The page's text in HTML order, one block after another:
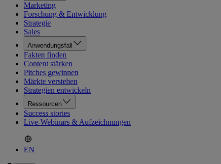
Marketing
Forschung & Entwicklung
Strategie
Sales
Anwendungsfall
Fakten finden
Content stärken
Pitches gewinnen
Märkte verstehen
Strategien entwickeln
Ressourcen
Success stories
Live-Webinars & Aufzeichnungen
EN